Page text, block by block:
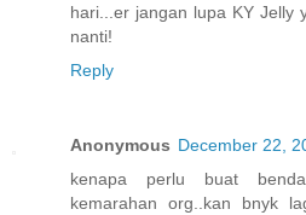
hari...er jangan lupa KY Jelly
nanti!
Reply
Anonymous December 22,
kenapa perlu buat
kemarahan org..kan bnyk